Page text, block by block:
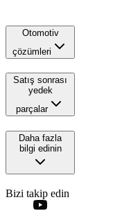
Otomotiv
çözümleri
Satış sonrası
yedek
parçalar
Daha fazla
bilgi edinin
Bizi takip edin